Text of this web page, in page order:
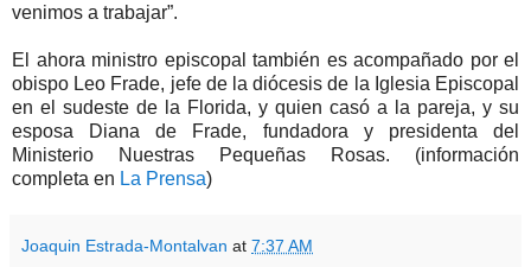
venimos a trabajar”.
El ahora ministro episcopal también es acompañado por el
obispo Leo Frade, jefe de la diócesis de la Iglesia Episcopal
en el sudeste de la Florida, y quien casó a la pareja, y su
esposa Diana de Frade, fundadora y presidenta del
Ministerio Nuestras Pequeñas Rosas. (información
completa en La Prensa)
Joaquin Estrada-Montalvan at 7:37 AM